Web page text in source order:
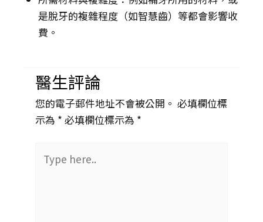
是脫牙的複雜程度（如智慧齒）等都會影響收
費。
醫生評論
您的電子郵件地址不會被公開。 必填欄位標
示為 * 必填欄位標示為 *
here..